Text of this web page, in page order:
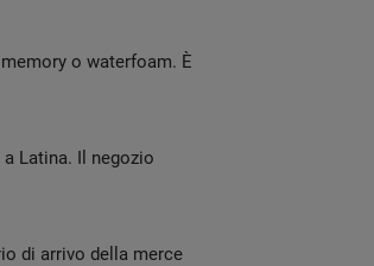
o waterfoam. È
Latina. Il negozio
di arrivo della merce